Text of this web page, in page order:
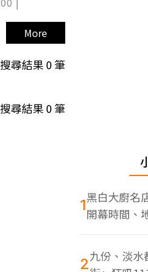
More
搜尋結果0筆
搜尋結果0筆
1黑白大廚名
開幕時間、
蝦
2九份、淡水